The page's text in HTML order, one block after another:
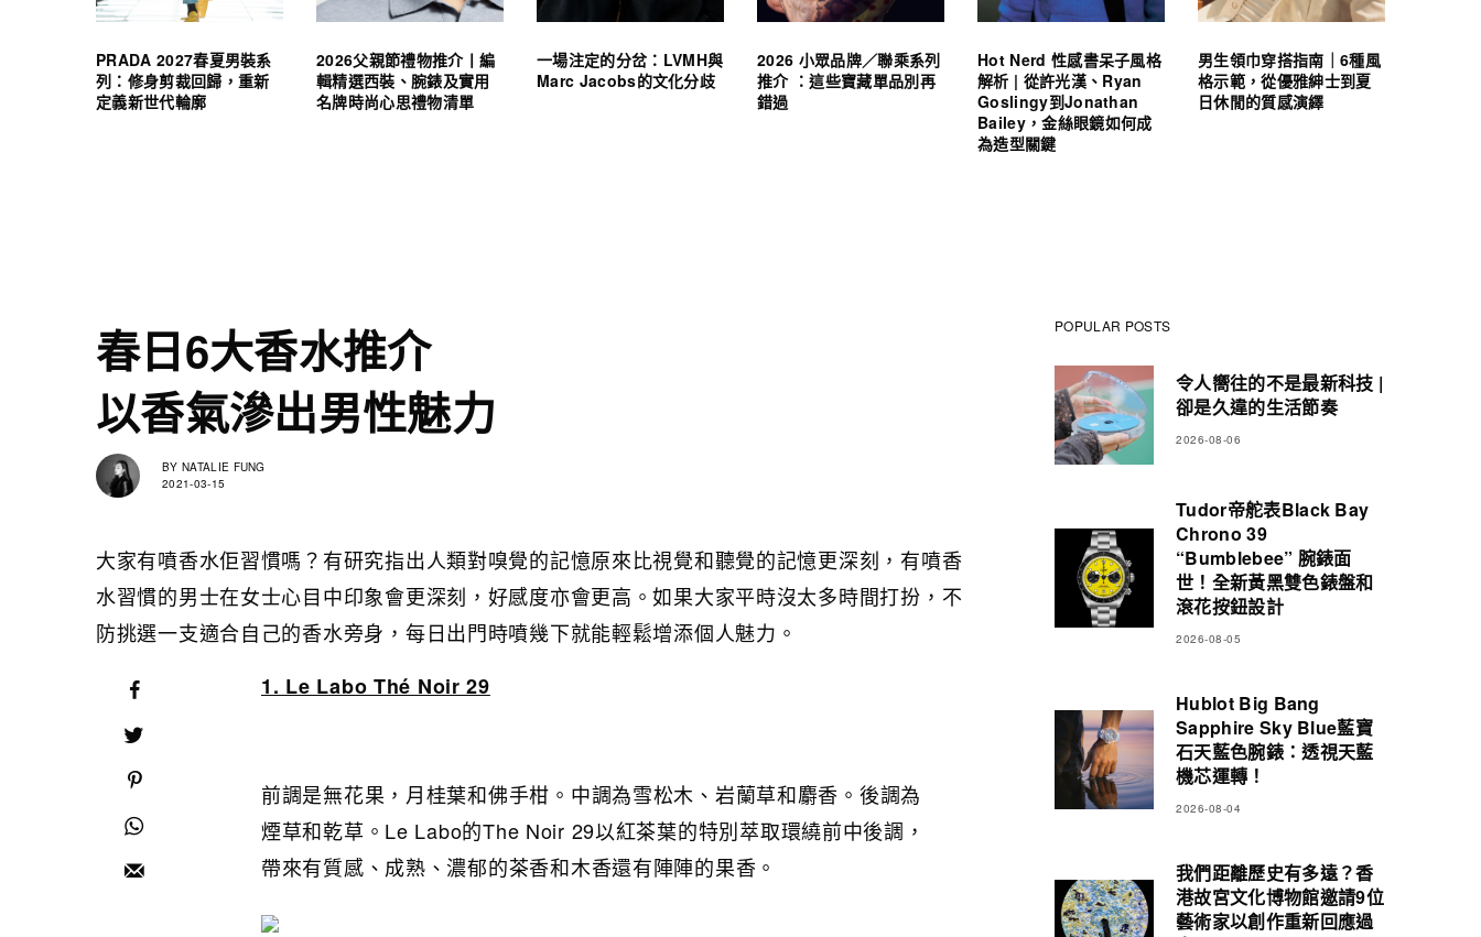
PRADA 2027春夏男裝系
列：修身剪裁回歸，重新
定義新世代輪廓
2026父親節禮物推介丨編
輯精選西裝、腕錶及實用
名牌時尚心思禮物清單
一場注定的分岔：LVMH與
Marc Jacobs的文化分歧
2026 小眾品牌／聯乘系列
推介 ：這些寶藏單品別再
錯過
Hot Nerd 性感書呆子風格
解析 | 從許光漢、Ryan
Goslingy到Jonathan
Bailey，金絲眼鏡如何成
為造型關鍵
男生領巾穿搭指南｜6種風
格示範，從優雅紳士到夏
日休閒的質感演繹
春日6大香水推介
以香氣滲出男性魅力
BY NATALIE FUNG
2021-03-15
大家有噴香水佢習慣嗎？有研究指出人類對嗅覺的記憶原來比視覺和聽覺的記憶更深刻，有噴香
水習慣的男士在女士心目中印象會更深刻，好感度亦會更高。如果大家平時沒太多時間打扮，不
防挑選一支適合自己的香水旁身，每日出門時噴幾下就能輕鬆增添個人魅力。
1. Le Labo Thé Noir 29
前調是無花果，月桂葉和佛手柑。中調為雪松木、岩蘭草和麝香。後調為
煙草和乾草。Le Labo的The Noir 29以紅茶葉的特別萃取環繞前中後調，
帶來有質感、成熟、濃郁的茶香和木香還有陣陣的果香。
POPULAR POSTS
令人嚮往的不是最新科技 |
卻是久違的生活節奏
2026-08-06
Tudor帝舵表Black Bay
Chrono 39
“Bumblebee” 腕錶面
世！全新黃黑雙色錶盤和
滾花按鈕設計
2026-08-05
Hublot Big Bang
Sapphire Sky Blue藍寶
石天藍色腕錶：透視天藍
機芯運轉！
2026-08-04
我們距離歷史有多遠？香
港故宮文化博物館邀請9位
藝術家以創作重新回應過